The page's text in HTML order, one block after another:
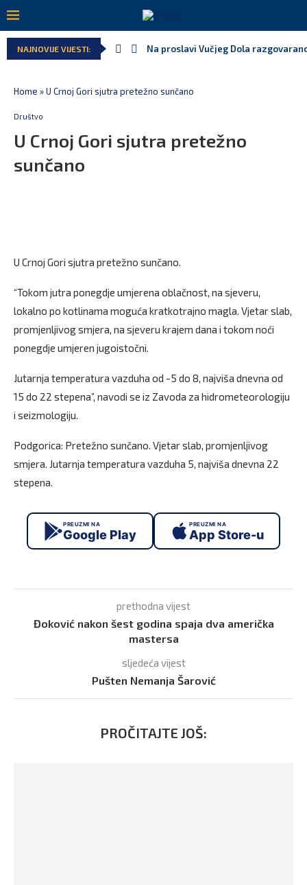
NAJNOVIJE VIJESTI: Na proslavi Vučjeg Dola
Home »U Crnoj Gori sjutra pretežno sunčano
Društvo
U Crnoj Gori sjutra pretežno
sunčano
U Crnoj Gori sjutra pretežno sunčano.
“Tokom jutra ponegdje umjerena oblačnost, na sjeveru,
lokalno po kotlinama moguća kratkotrajno magla. Vjetar slab,
promjenljivog smjera, na sjeveru krajem dana i tokom noći
ponegdje umjeren jugoistočni.
Jutarnja temperatura vazduha od -5 do 8, najviša dnevna od
15 do 22 stepena”, navodi se iz Zavoda za hidrometeorologiju
i seizmologiju.
Podgorica: Pretežno sunčano. Vjetar slab, promjenljivog
smjera. Jutarnja temperatura vazduha 5, najviša dnevna 22
stepena.
PREUZMI NA
Google Play
PREUZMI NA
App Store-u
prethodna vijest
Đoković nakon šest godina spaja dva američka
mastersa
sljedeća vijest
Pušten Nemanja Šarović
PROČITAJTE JOŠ: